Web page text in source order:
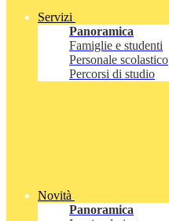
Servizi
Panoramica
Famiglie e studenti
Personale scolastico
Percorsi di studio
Novità
Panoramica